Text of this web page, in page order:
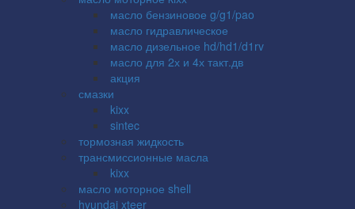
масло бензиновое g/g1/pao
масло гидравлическое
масло дизельное hd/hd1/d1rv
масло для 2х и 4х такт.дв
акция
смазки
kixx
sintec
тормозная жидкость
трансмиссионные масла
kixx
масло моторное shell
hyundai xteer